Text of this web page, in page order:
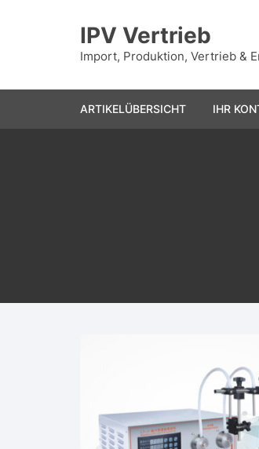
IPV Vertrieb
Import, Produktion, Vertrieb &
ARTIKELÜBERSICHT IHR